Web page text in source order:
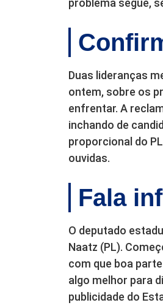
problema segue,
Duas lideranças
ontem, sobre os
enfrentar. A
inchando de
proporcional do
ouvidas.
Fala
O deputado
Naatz (PL).
com que boa
algo melhor para
publicidade do